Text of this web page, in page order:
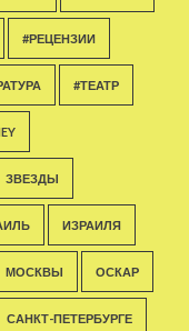
#РЕЦЕНЗИИ
#ТЕАТР
ЗВЕЗДЫ
ИЗРАИЛЯ
МОСКВЫ ОСКАР
САНКТ-ПЕТЕРБУРГЕ